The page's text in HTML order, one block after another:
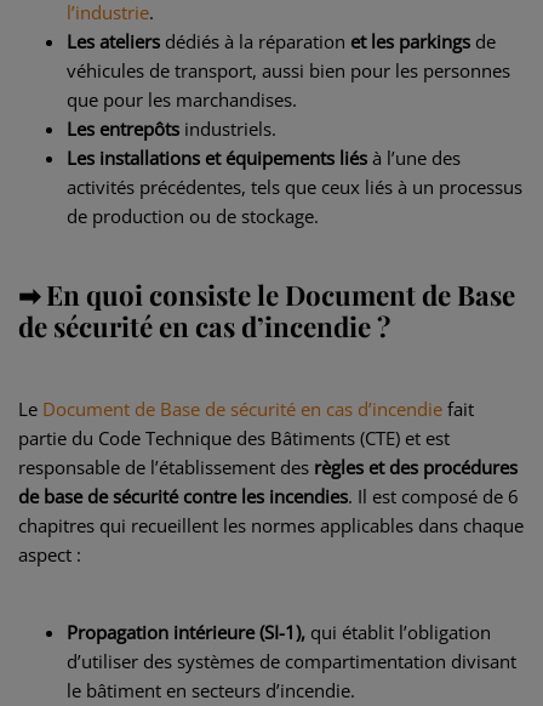
l’industrie.
Les ateliers dédiés à la réparation et les parkings de
véhicules de transport, aussi bien pour les personnes
que pour les marchandises.
Les entrepôts industriels.
Les installations et équipements liés à l’une des
activités précédentes, tels que ceux liés à un processus
de production ou de stockage.
➡ En quoi consiste le Document de Base
de sécurité en cas d’incendie ?
Le Document de Base de sécurité en cas d’incendie fait
partie du Code Technique des Bâtiments (CTE) et est
responsable de l’établissement des règles et des procédures
de base de sécurité contre les incendies. Il est composé de 6
chapitres qui recueillent les normes applicables dans chaque
aspect :
Propagation intérieure (SI-1), qui établit l’obligation
d’utiliser des systèmes de compartimentation divisant
le bâtiment en secteurs d’incendie.